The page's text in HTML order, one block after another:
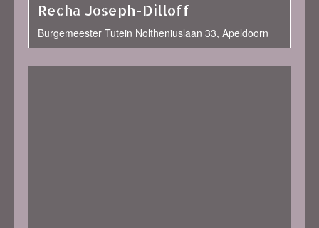
Recha Joseph-Dilloff
Burgemeester Tutein Noltheniuslaan 33, Apeldoorn